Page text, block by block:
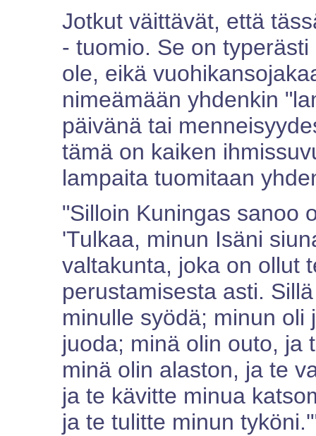
Jotkut väittävät, että
- tuomio. Se on
ole, eikä
nimeämään yhdenkin
päivänä tai
tämä on kaiken
lampaita tuomitaan
"Silloin Kuningas sanoo
'Tulkaa, minun Isäni
valtakunta, joka on ollut
perustamisesta asti.
minulle syödä; minun
juoda; minä olin outo, ja
minä olin alaston, ja te
ja te kävitte minua
ja te tulitte minun